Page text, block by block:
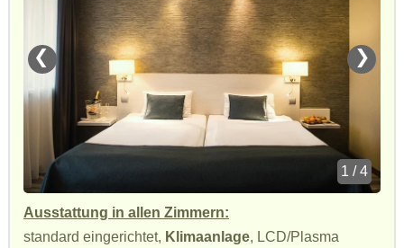
❮ ❯
1 / 4
Ausstattung in allen Zimmern:
standard eingerichtet, Klimaanlage, LCD/Plasma